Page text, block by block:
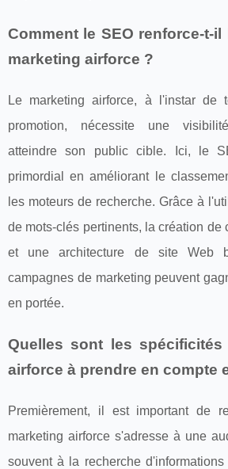
Comment le SEO renforce-t-
marketing airforce ?
Le marketing airforce, à l'instar de
promotion, nécessite une
atteindre son public cible. Ici, le
primordial en améliorant le
les moteurs de recherche. Grâce à
de mots-clés pertinents, la création de
et une architecture de site Web
campagnes de marketing peuvent
en portée.
Quelles sont les spécificités
airforce à prendre en compte
Premièrement, il est important de
marketing airforce s'adresse à une
souvent à la recherche